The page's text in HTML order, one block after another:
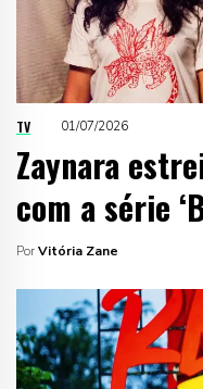
TV 01/07/2026
Zaynara
com a série
PorVitória Zane